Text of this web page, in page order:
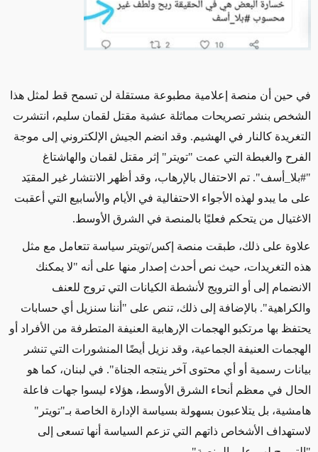
في حين أن منصة إعلامية مطبوعة مستقلة لن تسمح قط لمثل هذا
الشخص بنشر تصريحات مماثلة عشية مقتل لقمان سليم، انتشرت
التغريدة كالنار في الهشيم. وقد انضم الجيش الإلكتروني إلى موجة
الفرح والغبطة التي عمت "تويتر" إثر مقتل لقمان والهاشتاغ
"
#بلا أسف". تم الاحتفال بالإرهاب، وقد أظهر الانتشار غير المقيَد
على ما يبدو لهذه الأجواء الاحتفالية في الأيام والأسابيع التي أعقبت
الاغتيال من يتحكم فعليًا بالمنصة في الشرق الأوسط.
علاوة على ذلك، طبقت منصة إكس/تويتر سياسة تتعامل مع مثل
هذه التغريدات، حيث نص أحدث إصدار منها على أنه "لا يمكنك
الانضمام إلى أو الترويج لأنشطة الكيانات التي تروج للعنف
والكراهية". بالإضافة إلى ذلك، تنص على "أننا سنزيل أي حسابات
يحتفظ بها مرتكبو الهجمات الإرهابية العنيفة المتطرفة من الأفراد أو
الهجمات العنيفة الجماعية، وقد نزيل أيضًا المنشورات التي تنشر
بيانات رسمية أو أي محتوى آخر ينتجه الجناة". في لبنان، كما هو
الحال في معظم أنحاء الشرق الأوسط، هؤلاء ليسوا جهات فاعلة
هامشية، بل يتلاعبون بسهولة بسياسة الإدارة الخاصة بـ"تويتر"
لاستهداف الأشخاص ذاتهم التي تزعم السياسة أنها تسعى إلى